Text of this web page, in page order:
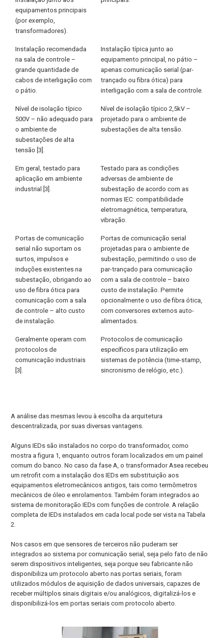
equipamentos principais
(por exemplo,
transformadores).
Instalação recomendada
na sala de controle –
grande quantidade de
cabos de interligação com
o pátio.
Instalação típica junto ao
equipamento principal, no pátio –
apenas comunicação serial (par-
trançado ou fibra ótica) para
interligação com a sala de controle.
Nível de isolação típico
500V – não adequado para
o ambiente de
subestações de alta
tensão [3].
Nível de isolação típico 2,5kV –
projetado para o ambiente de
subestações de alta tensão.
Em geral, testado para
aplicação em ambiente
industrial [3].
Testado para as condições
adversas de ambiente de
subestação de acordo com as
normas IEC: compatibilidade
eletromagnética, temperatura,
vibração.
Portas de comunicação
serial não suportam os
surtos, impulsos e
induções existentes na
subestação, obrigando ao
uso de fibra ótica para
comunicação com a sala
de controle – alto custo
de instalação.
Portas de comunicação serial
projetadas para o ambiente de
subestação, permitindo o uso de
par-trançado para comunicação
com a sala de controle – baixo
custo de instalação. Permite
opcionalmente o uso de fibra ótica,
com conversores externos auto-
alimentados.
Geralmente operam com
protocolos de
comunicação industriais
[3].
Protocolos de comunicação
específicos para utilização em
sistemas de potência (time-stamp,
sincronismo de relógio, etc.).
A análise das mesmas levou à escolha da arquitetura
descentralizada, por suas diversas vantagens.
Alguns IEDs são instalados no corpo do transformador, como
mostra a figura 1, enquanto outros foram localizados em um painel
comum do banco. No caso da fase A, o transformador Asea recebeu
um retrofit com a instalação dos IEDs em substituição aos
equipamentos eletromecânicos antigos, tais como termômetros
mecânicos de óleo e enrolamentos. Também foram integrados ao
sistema de monitoração IEDs com funções de controle. A relação
completa de IEDs instalados em cada local pode ser vista na Tabela
2.
Nos casos em que sensores de terceiros não puderam ser
integrados ao sistema por comunicação serial, seja pelo fato de não
serem dispositivos inteligentes, seja porque seu fabricante não
disponibiliza um protocolo aberto nas portas seriais, foram
utilizados módulos de aquisição de dados universais, capazes de
receber múltiplos sinais digitais e/ou analógicos, digitalizá-los e
disponibilizá-los em portas seriais com protocolo aberto.